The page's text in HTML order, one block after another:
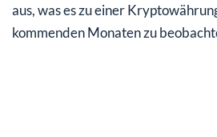
aus, was es zu einer
kommenden Monaten zu